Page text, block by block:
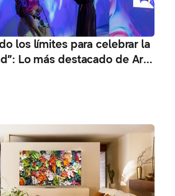
los límites para celebrar la
Lo más destacado de Art
2025